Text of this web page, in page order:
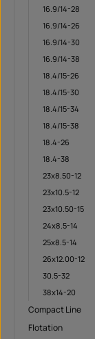
16.9/14-28
16.9/14-26
16.9/14-30
16.9/14-38
18.4/15-26
18.4/15-30
18.4/15-34
18.4/15-38
18.4-26
18.4-38
23x8.50-12
23x10.5-12
23x10.50-15
24x8.5-14
25x8.5-14
26x12.00-12
30.5-32
38x14-20
Compact Line
Flotation